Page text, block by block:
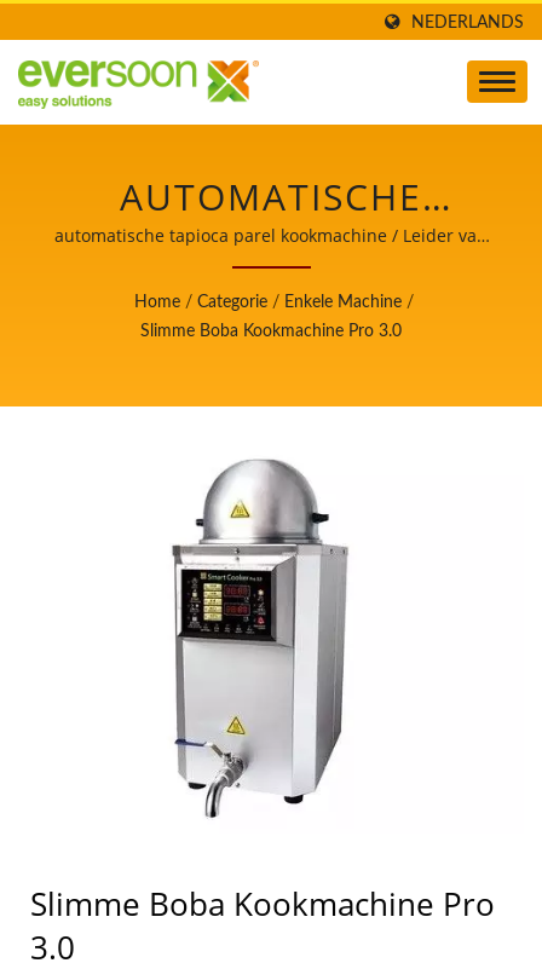
NEDERLANDS
AUTOMATISCHE
TAPIOCA PAREL
KOOKMACHINE, BOBA
KOOKMACHINE, BOBA
KOOKMACHINE,
BUBBLE TEA
KOOKMACHINE /
LEIDER VAN DE
AUTOMATISCHE TOFU-
EN
SOJAMELKMACHINES
MET DE HOOGSTE
VOEDSELVEILIGHEID.
automatische tapioca parel kookmachine / Leider van
de Automatische Tofu- en Sojamelkmachines met de
hoogste prioriteit voor voedselveiligheid.
Home / Categorie / Enkele Machine /
Slimme Boba Kookmachine Pro 3.0
Slimme Boba Kookmachine Pro
3.0